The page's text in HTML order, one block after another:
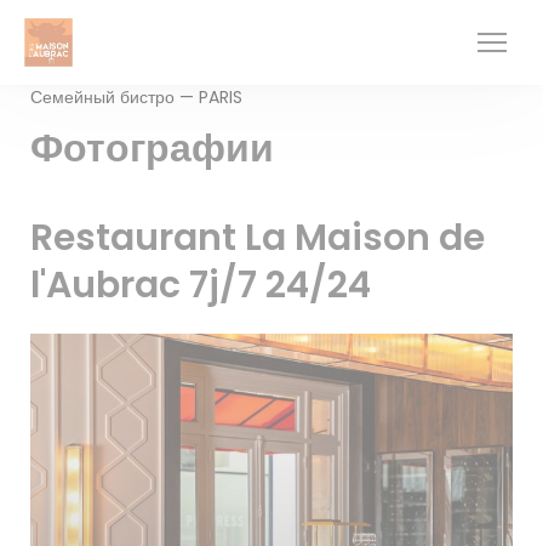
Панель управления cookies
Семейный бистро — PARIS
Фотографии
Restaurant La Maison de
l'Aubrac 7j/7 24/24